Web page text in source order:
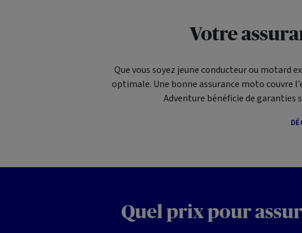
Votre
Que vous soyez jeune conducteur ou motard
optimale. Une bonne assurance moto couvre
Adventure bénéficie de garanties
Quel prix pour